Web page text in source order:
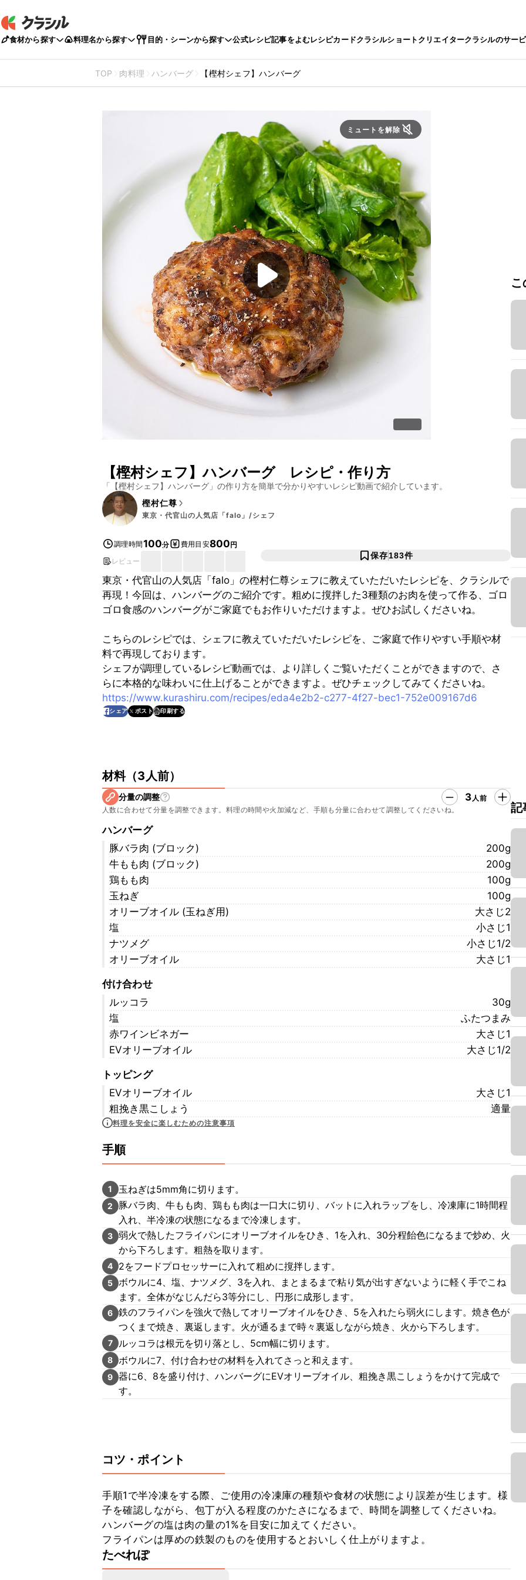
食材から探す 料理名から探す 目的・シーンから探す 公式レシピ記事をよむレシピカードクラシルショートクリエイタークラシルのサー
TOP 肉料理 ハンバーグ 【樫村シェフ】ハンバーグ
ミュートを解除
【樫村シェフ】ハンバーグレシピ・作り方
「 【樫村シェフ】ハンバーグ 」の作り方を簡単で分かりやすいレシピ動画で紹介しています。
樫村仁尊
東京・代官山の人気店「falo」/シェフ
調理時間100分 費用目安800円
レビュー
保存183件
東京・代官山の人気店「falo」の樫村仁尊シェフに教えていただいたレシピを、クラシルで
再現！今回は、ハンバーグのご紹介です。粗めに撹拌した3種類のお肉を使って作る、ゴロ
ゴロ食感のハンバーグがご家庭でもお作りいただけますよ。ぜひお試しくださいね。
こちらのレシピでは、シェフに教えていただいたレシピを、ご家庭で作りやすい手順や材
料で再現しております。
シェフが調理しているレシピ動画では、より詳しくご覧いただくことができますので、さ
らに本格的な味わいに仕上げることができますよ。ぜひチェックしてみてくださいね。
https://www.kurashiru.com/recipes/eda4e2b2-c277-4f27-bec1-752e009167d6
シェア ポスト 印刷する
材料（3人前）
分量の調整 3人前
人数に合わせて分量を調整できます。料理の時間や火加減など、手順も分量に合わせて調整してくださいね。
ハンバーグ
豚バラ肉 (ブロック)
200g
牛もも肉 (ブロック)
200g
鶏もも肉
100g
玉ねぎ
100g
オリーブオイル (玉ねぎ用)
大さじ2
塩
小さじ1
ナツメグ
小さじ1/2
オリーブオイル
大さじ1
付け合わせ
ルッコラ
30g
塩
ふたつまみ
赤ワインビネガー
大さじ1
EVオリーブオイル
大さじ1/2
トッピング
EVオリーブオイル
大さじ1
粗挽き黒こしょう
適量
料理を安全に楽しむための注意事項
手順
1 玉ねぎは5mm角に切ります。
2
豚バラ肉、牛もも肉、鶏もも肉は一口大に切り、バットに入れラップをし、冷凍庫に1時間程
入れ、半冷凍の状態になるまで冷凍します。
3 弱火で熱したフライパンにオリーブオイルをひき、1を入れ、30分程飴色になるまで炒め、火
から下ろします。粗熱を取ります。
4 2をフードプロセッサーに入れて粗めに撹拌します。
5 ボウルに4、塩、ナツメグ、3を入れ、まとまるまで粘り気が出すぎないように軽く手でこね
ます。全体がなじんだら3等分にし、円形に成形します。
6 鉄のフライパンを強火で熱してオリーブオイルをひき、5を入れたら弱火にします。焼き色が
つくまで焼き、裏返します。火が通るまで時々裏返しながら焼き、火から下ろします。
7 ルッコラは根元を切り落とし、5cm幅に切ります。
8 ボウルに7、付け合わせの材料を入れてさっと和えます。
9 器に6、8を盛り付け、ハンバーグにEVオリーブオイル、粗挽き黒こしょうをかけて完成で
す。
コツ・ポイント
手順1で半冷凍をする際、ご使用の冷凍庫の種類や食材の状態により誤差が生じます。様
子を確認しながら、包丁が入る程度のかたさになるまで、時間を調整してくださいね。
ハンバーグの塩は肉の量の1%を目安に加えてください。
フライパンは厚めの鉄製のものを使用するとおいしく仕上がりますよ。
たべれぽ
記